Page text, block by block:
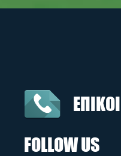
FOLLOW US